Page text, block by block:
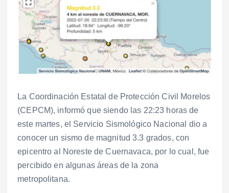
La Coordinación Estatal de Protección Civil Morelos
(CEPCM), informó que siendo las 22:23 horas de
este martes, el Servicio Sismológico Nacional dio a
conocer un sismo de magnitud 3.3 grados, con
epicentro al Noreste de Cuernavaca, por lo cual, fue
percibido en algunas áreas de la zona
metropolitana.